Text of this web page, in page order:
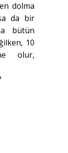
dolma
da bir
bütün
10
olur,